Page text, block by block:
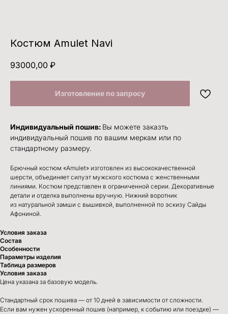
Костюм Amulet Navi
93000,00 ₽
Индивидуальный пошив: Вы можете заказть
индивидуальный пошив по вашим меркам или по
стандартному размеру.
Брючный костюм «Amulet» изготовлен из высококачественной
шерсти, объединяет силуэт мужского костюма с женственными
линиями. Костюм представлен в ограниченной серии. Декоративные
детали и отделка выполнены вручную. Нижний воротник
из натуральной замши с вышивкой, выполненной по эскизу Сайды
Афониной.
Условия заказа
Состав
Особенности
Параметры изделия
Таблица размеров
Условия заказа
Цена указана за базовую модель.
Стандартный срок пошива — от 10 дней в зависимости от сложности.
Если вам нужен ускоренный пошив (например, к событию или поездке) —